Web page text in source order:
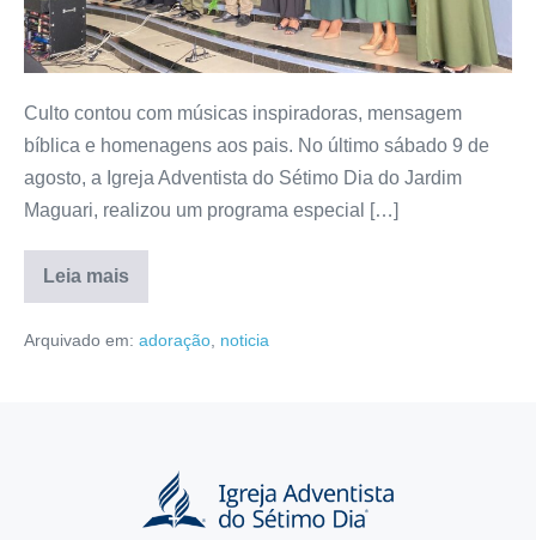
Culto contou com músicas inspiradoras, mensagem
bíblica e homenagens aos pais. No último sábado 9 de
agosto, a Igreja Adventista do Sétimo Dia do Jardim
Maguari, realizou um programa especial […]
Leia mais
Arquivado em: adoração, noticia